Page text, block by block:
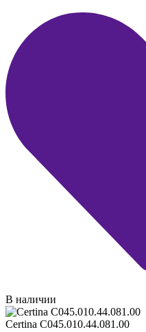
В наличии
Certina C045.010.44.081.00